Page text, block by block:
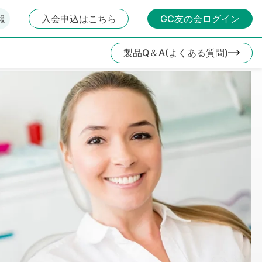
入会申込はこちら GC友の会ログイン
製品Q＆A(よくある質問)